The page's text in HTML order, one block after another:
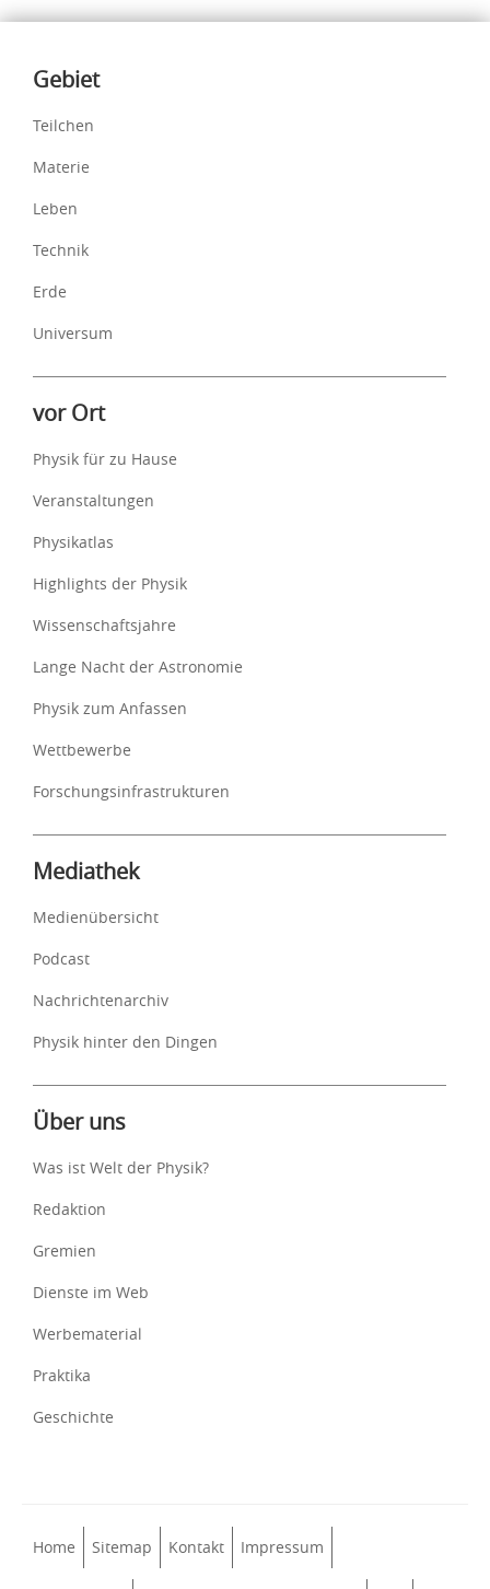
Inhalte
Gebiet
Teilchen
Materie
Leben
Technik
Erde
Universum
vor Ort
Physik für zu Hause
Veranstaltungen
Physikatlas
Highlights der Physik
Wissenschaftsjahre
Lange Nacht der Astronomie
Physik zum Anfassen
Wettbewerbe
Forschungsinfrastrukturen
Mediathek
Medienübersicht
Podcast
Nachrichtenarchiv
Physik hinter den Dingen
Über uns
Was ist Welt der Physik?
Redaktion
Gremien
Dienste im Web
Werbematerial
Praktika
Geschichte
Home Sitemap Kontakt Impressum